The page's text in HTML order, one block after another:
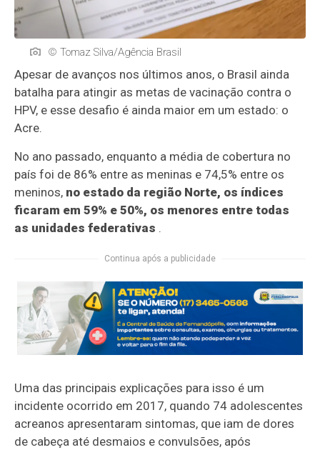
© Tomaz Silva/Agência Brasil
Apesar de avanços nos últimos anos, o Brasil ainda
batalha para atingir as metas de vacinação contra o
HPV, e esse desafio é ainda maior em um estado: o
Acre.
No ano passado, enquanto a média de cobertura no
país foi de 86% entre as meninas e 74,5% entre os
meninos, no estado da região Norte, os índices
ficaram em 59% e 50%, os menores entre todas
as unidades federativas .
Continua após a publicidade
Uma das principais explicações para isso é um
incidente ocorrido em 2017, quando 74 adolescentes
acreanos apresentaram sintomas, que iam de dores
de cabeça até desmaios e convulsões, após